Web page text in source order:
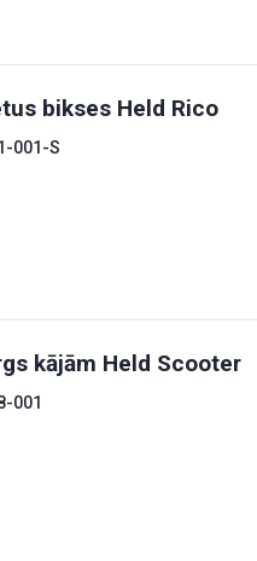
bikses Held Rico
001-S
kājām Held Scooter
001